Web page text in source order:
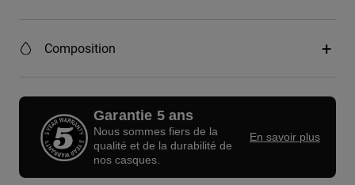
Composition
Garantie 5 ans
Nous sommes fiers de la
qualité et de la durabilité de
nos casques.
En savoir plus